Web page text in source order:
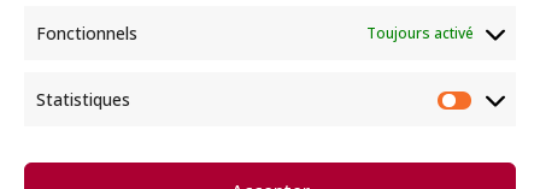
Fonctionnels Toujours activé
Statistiques
Ressources
Infos pratiques